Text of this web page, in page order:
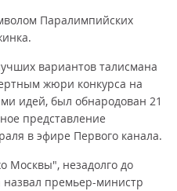
Паралимпийских
вариантов талисмана
жюри конкурса на
идей, был обнародован 21
представление
в эфире Первого канала.
Москвы", незадолго до
назвал премьер-министр